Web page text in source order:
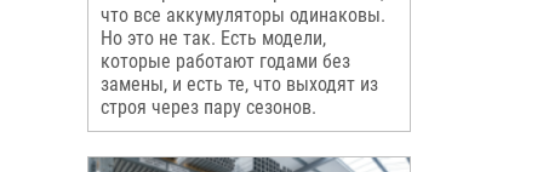
что все аккумуляторы одинаковы.
Но это не так. Есть модели,
которые работают годами без
замены, и есть те, что выходят из
строя через пару сезонов.